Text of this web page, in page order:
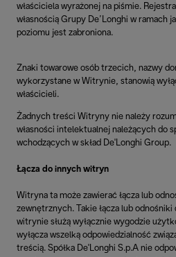
właściciela wyrażonej na piśmie.
własnością Grupy De’Longhi w ramach
poziomu jest zabroniona.
Znaki towarowe osób trzecich, nazwy
wykorzystane w Witrynie, stanowią
właścicieli.
Żadnych treści Witryny nie należy
własności intelektualnej należących do
wchodzących w skład De'Longhi Group.
Łącza do innych witryn
Witryna ta może zawierać łącza lub
zewnętrznych. Takie łącza lub
witrynie służą wyłącznie wygodzie
wyłącza wszelką odpowiedzialność
treścią. Spółka De'Longhi S.p.A nie